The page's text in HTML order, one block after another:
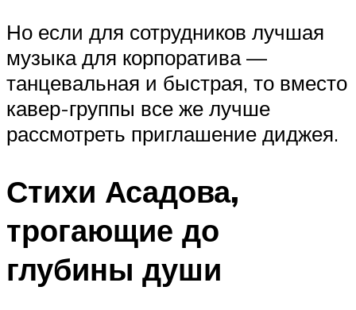
Но если для сотрудников лучшая
музыка для корпоратива —
танцевальная и быстрая, то вместо
кавер-группы все же лучше
рассмотреть приглашение диджея.
Стихи Асадова,
трогающие до
глубины души